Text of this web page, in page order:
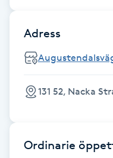
Kemisk peeling
Keratinbehandling
Kinesiologi
Adress
131 52, Nacka
Ordinarie